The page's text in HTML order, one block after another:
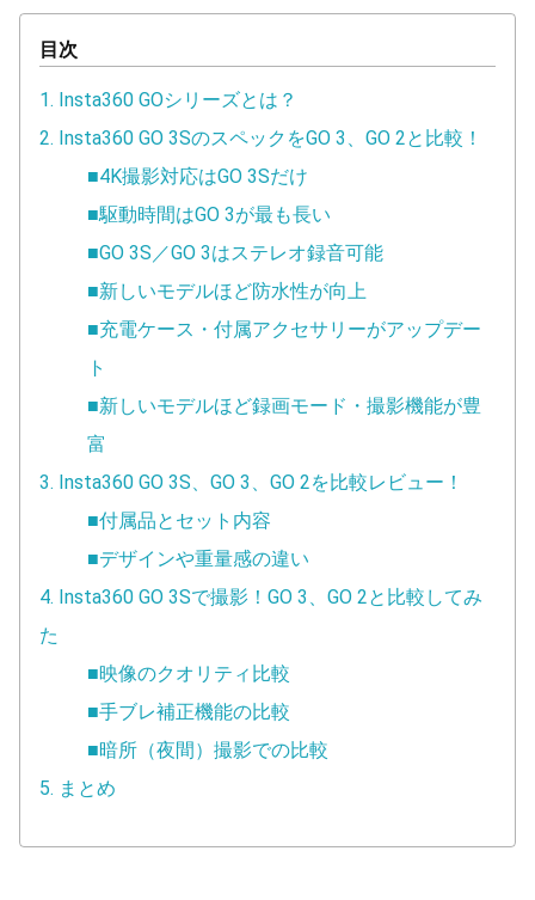
目次
1. Insta360 GOシリーズとは？
2. Insta360 GO 3SのスペックをGO 3、GO 2と比較！
■4K撮影対応はGO 3Sだけ
■駆動時間はGO 3が最も長い
■GO 3S／GO 3はステレオ録音可能
■新しいモデルほど防水性が向上
■充電ケース・付属アクセサリーがアップデー
ト
■新しいモデルほど録画モード・撮影機能が豊
富
3. Insta360 GO 3S、GO 3、GO 2を比較レビュー！
■付属品とセット内容
■デザインや重量感の違い
4. Insta360 GO 3Sで撮影！GO 3、GO 2と比較してみ
た
■映像のクオリティ比較
■手ブレ補正機能の比較
■暗所（夜間）撮影での比較
5. まとめ